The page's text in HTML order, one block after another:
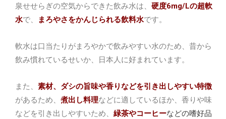
泉せせらぎの空気からできた飲み水は、 硬度6mg/Lの超軟
水で、 まろやさをかんじられる飲料水です。
軟水は口当たりがまろやかで飲みやすい水のため、昔から
飲み慣れているせいか、日本人に好まれています。
また、 素材、ダシの旨味や香りなどを引き出しやすい特徴
があるため、 煮出し料理などに適しているほか、香りや味
などを引き出しやすいため、 緑茶やコーヒーなどの嗜好品